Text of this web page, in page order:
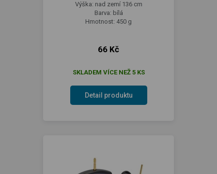
Výška: nad zemí 136 cm
Barva: bílá
Hmotnost: 450 g
66 Kč
SKLADEM VÍCE NEŽ 5 KS
Detail produktu